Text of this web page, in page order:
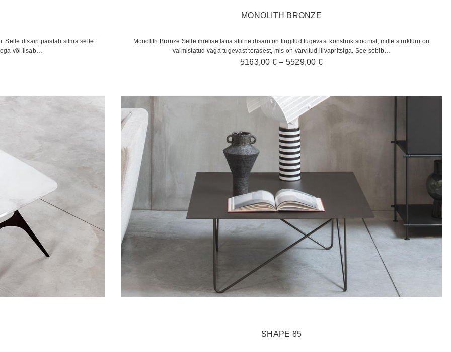
Selle disain paistab silma selle
või lisab…
MONOLITH BRONZE
Monolith Bronze Selle imelise laua stiilne disain on tingitud tugevast konstruktsioonist, mille struktuur on
valmistatud väga tugevast terasest, mis on värvitud liivapritsiga. See sobib…
5163,00 € – 5529,00 €Hinnavahemik:
5529,00 €
SHAPE 85